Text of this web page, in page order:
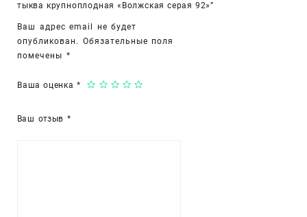
тыква крупноплодная «Волжская серая 92»”
Ваш адрес email не будет
опубликован. Обязательные поля
помечены *
Ваша оценка *
Ваш отзыв *